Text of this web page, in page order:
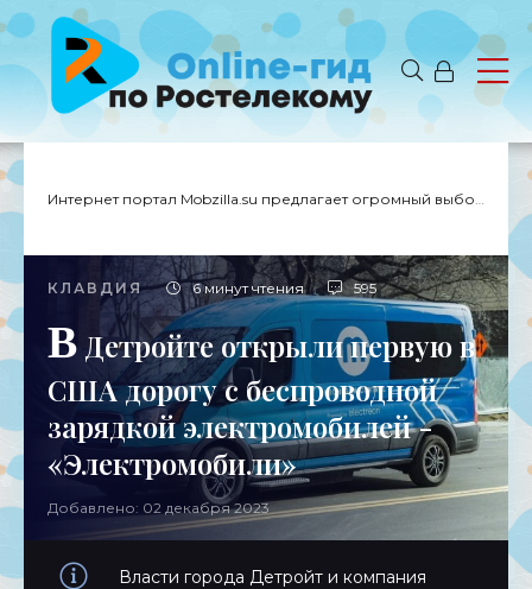
Интернет портал Mobzilla.su предлагает огромный выбор новостей с доставкой на дом.
КЛАВДИЯ 6 минут чтения 595
В Детройте открыли первую в
США дорогу с беспроводной
зарядкой электромобилей -
«Электромобили»
Добавлено: 02 декабря 2023
Власти города Детройт и компания